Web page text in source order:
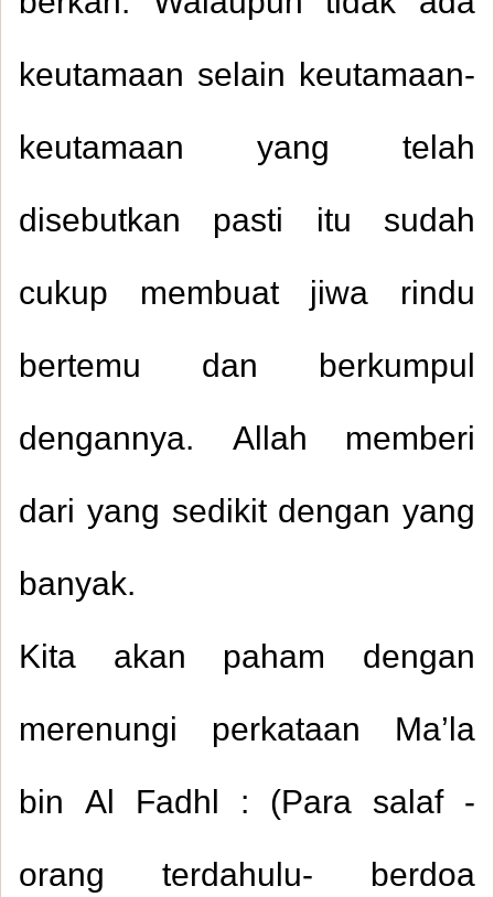
keutamaan selain keutamaan-
keutamaan yang telah
disebutkan pasti itu sudah
cukup membuat jiwa rindu
bertemu dan berkumpul
dengannya. Allah memberi
dari yang sedikit dengan yang
banyak.
Kita akan paham dengan
merenungi perkataan Ma’la
bin Al Fadhl : (Para salaf -
orang terdahulu- berdoa